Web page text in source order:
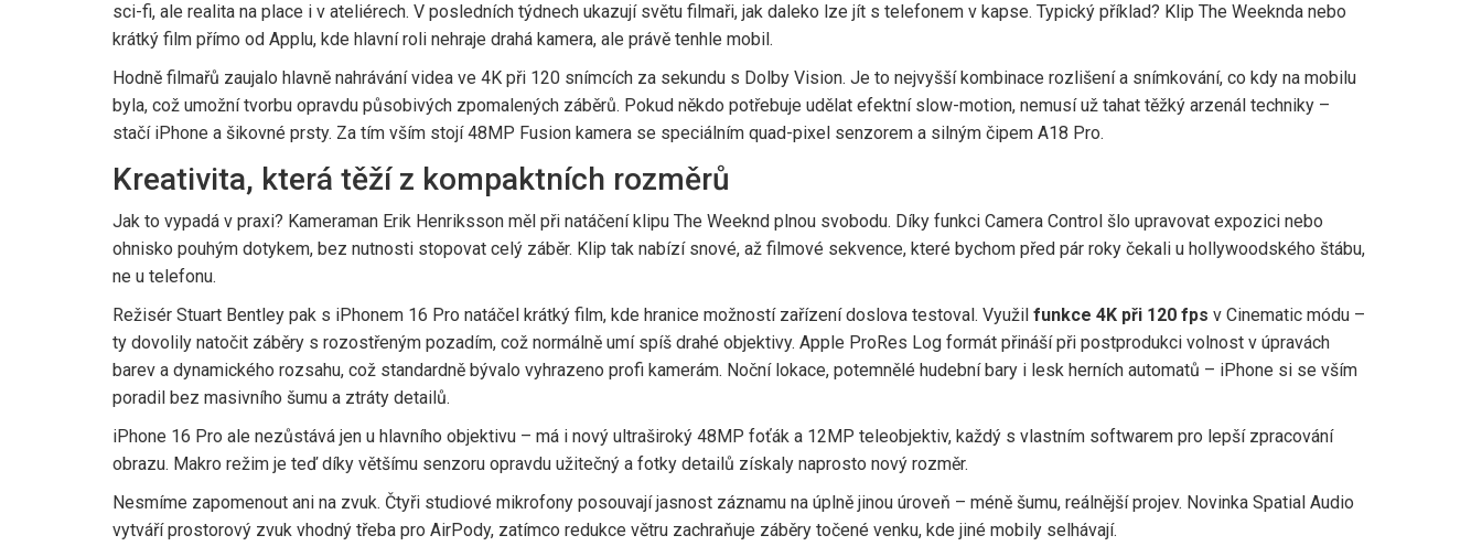
sci-fi, ale realita na place i v ateliérech. V posledních týdnech ukazují světu filmaři, jak daleko lze jít s telefonem v kapse. Typický příklad? Klip The Weeknda nebo
krátký film přímo od Applu, kde hlavní roli nehraje drahá kamera, ale právě tenhle mobil.
Hodně filmařů zaujalo hlavně nahrávání videa ve 4K při 120 snímcích za sekundu s Dolby Vision. Je to nejvyšší kombinace rozlišení a snímkování, co kdy na mobilu
byla, což umožní tvorbu opravdu působivých zpomalených záběrů. Pokud někdo potřebuje udělat efektní slow-motion, nemusí už tahat těžký arzenál techniky –
stačí iPhone a šikovné prsty. Za tím vším stojí 48MP Fusion kamera se speciálním quad-pixel senzorem a silným čipem A18 Pro.
Kreativita, která těží z kompaktních rozměrů
Jak to vypadá v praxi? Kameraman Erik Henriksson měl při natáčení klipu The Weeknd plnou svobodu. Díky funkci Camera Control šlo upravovat expozici nebo
ohnisko pouhým dotykem, bez nutnosti stopovat celý záběr. Klip tak nabízí snové, až filmové sekvence, které bychom před pár roky čekali u hollywoodského štábu,
ne u telefonu.
Režisér Stuart Bentley pak s iPhonem 16 Pro natáčel krátký film, kde hranice možností zařízení doslova testoval. Využil funkce 4K při 120 fps v Cinematic módu –
ty dovolily natočit záběry s rozostřeným pozadím, což normálně umí spíš drahé objektivy. Apple ProRes Log formát přináší při postprodukci volnost v úpravách
barev a dynamického rozsahu, což standardně bývalo vyhrazeno profi kamerám. Noční lokace, potemnělé hudební bary i lesk herních automatů – iPhone si se vším
poradil bez masivního šumu a ztráty detailů.
iPhone 16 Pro ale nezůstává jen u hlavního objektivu – má i nový ultraširoký 48MP foťák a 12MP teleobjektiv, každý s vlastním softwarem pro lepší zpracování
obrazu. Makro režim je teď díky většímu senzoru opravdu užitečný a fotky detailů získaly naprosto nový rozměr.
Nesmíme zapomenout ani na zvuk. Čtyři studiové mikrofony posouvají jasnost záznamu na úplně jinou úroveň – méně šumu, reálnější projev. Novinka Spatial Audio
vytváří prostorový zvuk vhodný třeba pro AirPody, zatímco redukce větru zachraňuje záběry točené venku, kde jiné mobily selhávají.